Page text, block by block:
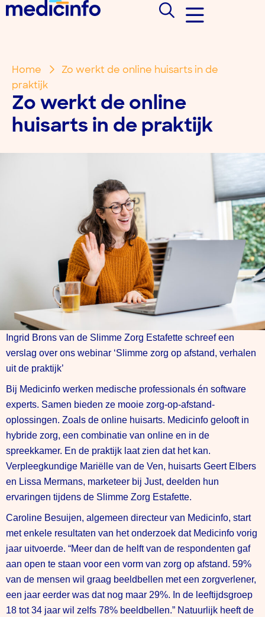
Home
Zo werkt de online huisarts in de
praktijk
Zo werkt de online
huisarts in de praktijk
Ingrid Brons van de Slimme Zorg Estafette schreef een
verslag over ons webinar ‘Slimme zorg op afstand, verhalen
uit de praktijk’
Bij Medicinfo werken medische professionals én software
experts. Samen bieden ze mooie zorg-op-afstand-
oplossingen. Zoals de online huisarts. Medicinfo gelooft in
hybride zorg, een combinatie van online en in de
spreekkamer. En de praktijk laat zien dat het kan.
Verpleegkundige Mariëlle van de Ven, huisarts Geert Elbers
en Lissa Mermans, marketeer bij Just, deelden hun
ervaringen tijdens de Slimme Zorg Estafette.
Caroline Besuijen, algemeen directeur van Medicinfo, start
met enkele resultaten van het onderzoek dat Medicinfo vorig
jaar uitvoerde. “Meer dan de helft van de respondenten gaf
aan open te staan voor een vorm van zorg op afstand. 59%
van de mensen wil graag beeldbellen met een zorgverlener,
een jaar eerder was dat nog maar 29%. In de leeftijdsgroep
18 tot 34 jaar wil zelfs 78% beeldbellen.” Natuurlijk heeft de